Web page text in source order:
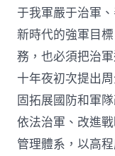
于我軍嚴于治軍
新時代的強軍目
務，也必須把治
十年夜初次提出
固拓展國防和軍
依法治軍、改進
管理體系，以高